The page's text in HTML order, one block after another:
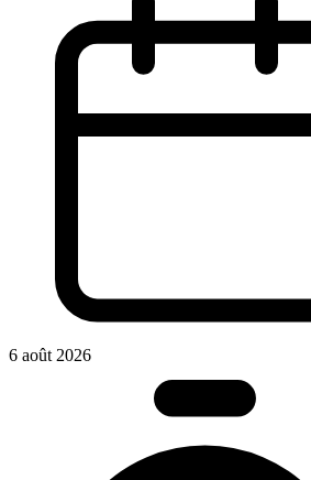
6 août 2026